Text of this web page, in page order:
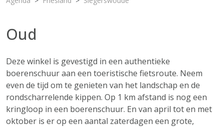
Oud
Deze winkel is gevestigd in een authentieke
boerenschuur aan een toeristische fietsroute. Neem
even de tijd om te genieten van het landschap en de
rondscharrelende kippen. Op 1 km afstand is nog een
kringloop in een boerenschuur. En van april tot en met
oktober is er op een aantal zaterdagen een grote,